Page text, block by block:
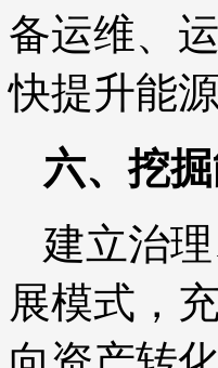
备运维、
快提升能
六、挖
建立治
展模式，